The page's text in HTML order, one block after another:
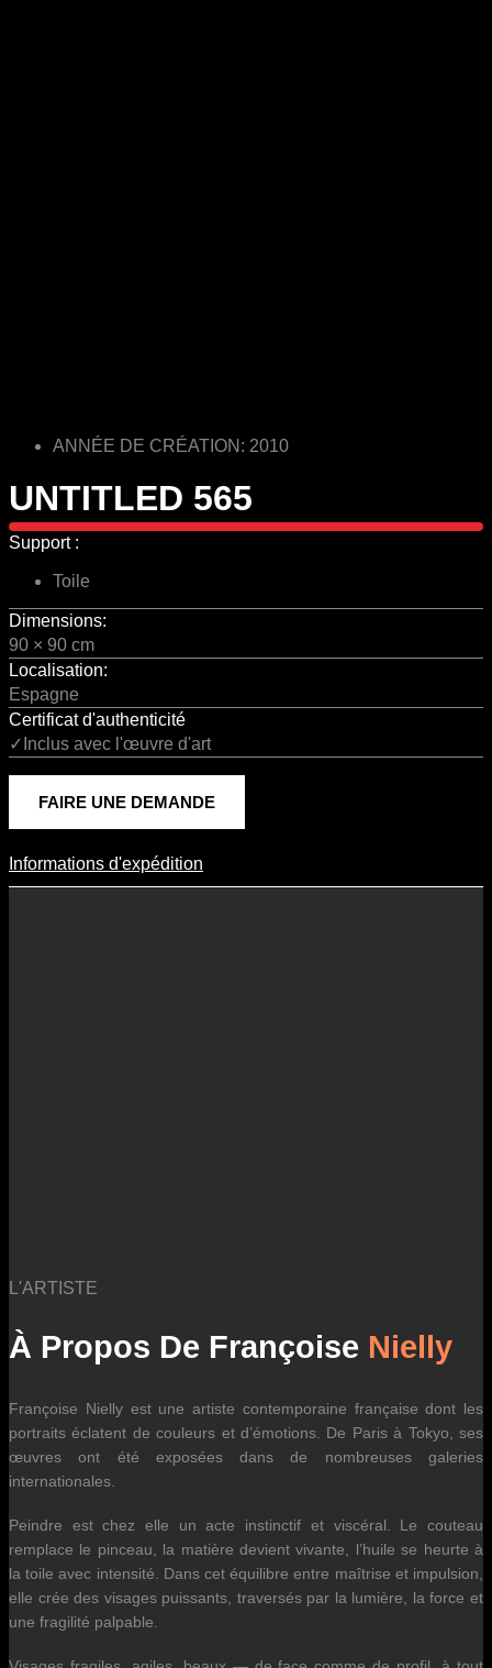
ANNÉE DE CRÉATION: 2010
UNTITLED 565
Support :
Toile
Dimensions:
90 × 90 cm
Localisation:
Espagne
Certificat d'authenticité
✓Inclus avec l'œuvre d'art
FAIRE UNE DEMANDE
Informations D'expédition
Informations d'expédition
L'ARTISTE
À Propos De Françoise Nielly
Françoise Nielly est une artiste contemporaine française dont les
portraits éclatent de couleurs et d’émotions. De Paris à Tokyo, ses
œuvres ont été exposées dans de nombreuses galeries
internationales.
Peindre est chez elle un acte instinctif et viscéral. Le couteau
remplace le pinceau, la matière devient vivante, l’huile se heurte à
la toile avec intensité. Dans cet équilibre entre maîtrise et impulsion,
elle crée des visages puissants, traversés par la lumière, la force et
une fragilité palpable.